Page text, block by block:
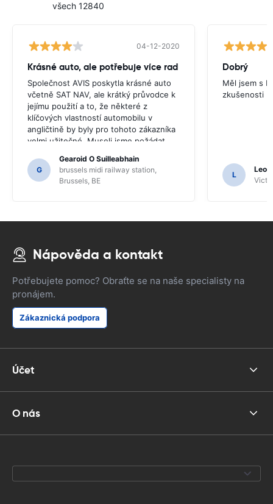
všech 12840
04-12-2020
Krásné auto, ale potřebuje více rad
Společnost AVIS poskytla krásné auto
včetně SAT NAV, ale krátký průvodce k
jejímu použití a to, že některé z
klíčových vlastností automobilu v
angličtině by byly pro tohoto zákazníka
velmi užitečné. Museli jsme požádat
pouze kvůli tomu, že jsme možná
nevěřili funkcí SAT NAV.
G
Gearoid O Suilleabhain
brussels midi railway station,
Brussels, BE
Dobrý
Měl jsem s
zkušenosti
L
Nápověda a kontakt
Potřebujete pomoc? Obraťte se na naše specialisty na
pronájem.
Zákaznická podpora
Účet
O nás